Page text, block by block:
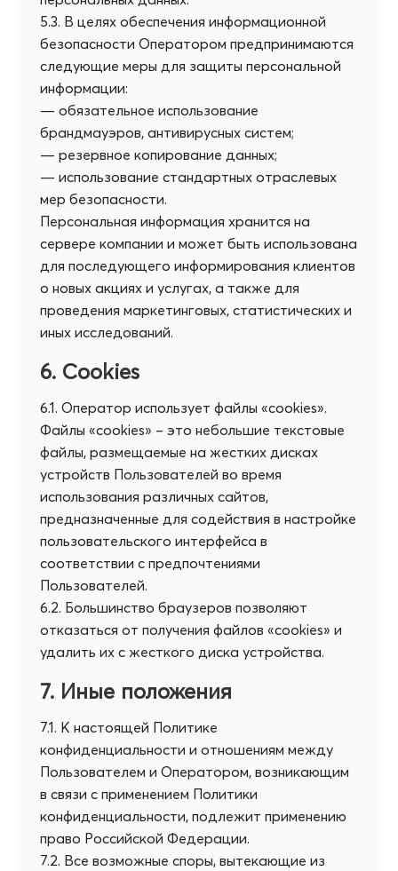
5.3. В целях обеспечения информационной
безопасности Оператором предпринимаются
следующие меры для защиты персональной
информации:
— обязательное использование
брандмауэров, антивирусных систем;
— резервное копирование данных;
— использование стандартных отраслевых
мер безопасности.
Персональная информация хранится на
сервере компании и может быть использована
для последующего информирования клиентов
о новых акциях и услугах, а также для
проведения маркетинговых, статистических и
иных исследований.
6. Cookies
6.1. Оператор использует файлы «cookies».
Файлы «cookies» – это небольшие текстовые
файлы, размещаемые на жестких дисках
устройств Пользователей во время
использования различных сайтов,
предназначенные для содействия в настройке
пользовательского интерфейса в
соответствии с предпочтениями
Пользователей.
6.2. Большинство браузеров позволяют
отказаться от получения файлов «cookies» и
удалить их с жесткого диска устройства.
7. Иные положения
7.1. К настоящей Политике
конфиденциальности и отношениям между
Пользователем и Оператором, возникающим
в связи с применением Политики
конфиденциальности, подлежит применению
право Российской Федерации.
7.2. Все возможные споры, вытекающие из